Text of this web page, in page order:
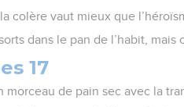
la colère vaut mieux que
dans le pan de l’habit,
17
morceau de pain sec avec la